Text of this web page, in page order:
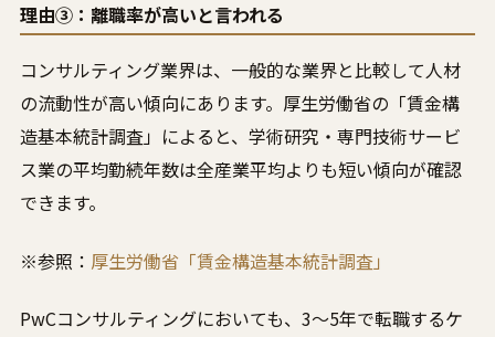
理由③：離職率が高いと言われる
コンサルティング業界は、一般的な業界と比較して人材
の流動性が高い傾向にあります。厚生労働省の「賃金構
造基本統計調査」によると、学術研究・専門技術サービ
ス業の平均勤続年数は全産業平均よりも短い傾向が確認
できます。
※参照： 厚生労働省「賃金構造基本統計調査」
PwCコンサルティングにおいても、3〜5年で転職するケ